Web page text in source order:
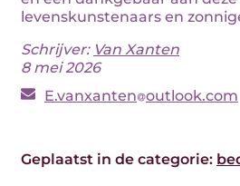
levenskunstenaars en
Schrijver: Van Xanten
8 mei 2026
E.vanxanten outlook.com
Geplaatst in de categorie: